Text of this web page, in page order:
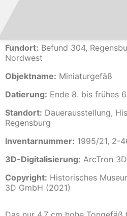
Fundort: Befund 304,
Nordwest
Objektname: Miniaturgefäß
Datierung: Ende 8. bis frühes
Standort: Dauerausstellung,
Regensburg
Inventarnummer: 1995/21, 2-
3D-Digitalisierung: ArcTron
Copyright: Historisches
3D GmbH (2021)